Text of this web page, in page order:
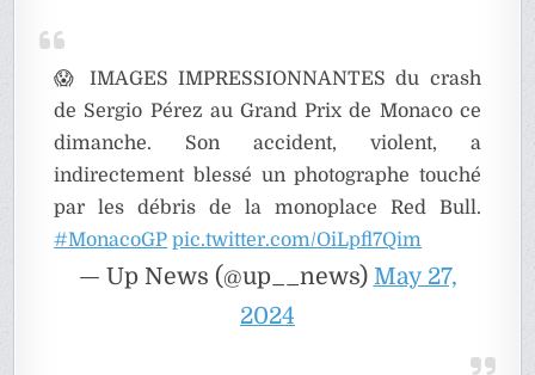
😱 IMAGES IMPRESSIONNANTES du crash
de Sergio Pérez au Grand Prix de Monaco ce
dimanche. Son accident, violent, a
indirectement blessé un photographe touché
par les débris de la monoplace Red Bull.
#MonacoGP pic.twitter.com/OiLpfl7Qim
— Up News (@up__news) May 27,
2024